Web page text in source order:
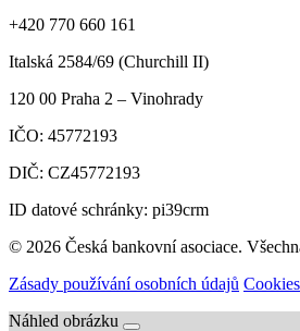
+420 770 660 161
Italská 2584/69 (Churchill II)
120 00 Praha 2 – Vinohrady
IČO: 45772193
DIČ: CZ45772193
ID datové schránky: pi39crm
© 2026 Česká bankovní asociace.
Zásady používání osobních údajů Cookies
Náhled obrázku